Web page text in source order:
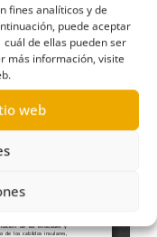
fines analíticos y de
puede aceptar
de ellas pueden ser
más información, visite
web